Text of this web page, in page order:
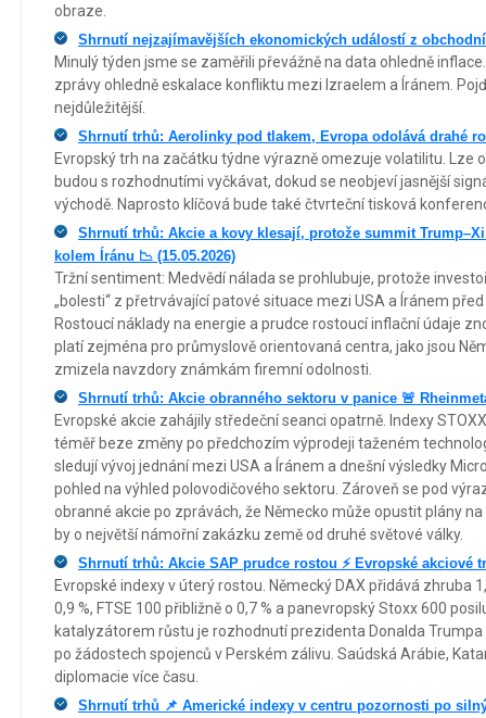
obraze.
Shrnutí nejzajímavějších ekonomických událostí z
Minulý týden jsme se zaměřili převážně na data ohledně
zprávy ohledně eskalace konfliktu mezi Izraelem a Íránem.
nejdůležitější.
Shrnutí trhů: Aerolinky pod tlakem, Evropa odolává drahé
Evropský trh na začátku týdne výrazně omezuje volatilitu. Lze
budou s rozhodnutími vyčkávat, dokud se neobjeví jasnější
východě. Naprosto klíčová bude také čtvrteční tisková
Shrnutí trhů: Akcie a kovy klesají, protože summit
kolem Íránu 📉 (15.05.2026)
Tržní sentiment: Medvědí nálada se prohlubuje, protože
„bolesti“ z přetrvávající patové situace mezi USA a Íránem
Rostoucí náklady na energie a prudce rostoucí inflační údaje
platí zejména pro průmyslově orientovaná centra, jako jsou
zmizela navzdory známkám firemní odolnosti.
Shrnutí trhů: Akcie obranného sektoru v panice 🚨
Evropské akcie zahájily středeční seanci opatrně. Indexy
téměř beze změny po předchozím výprodeji taženém
sledují vývoj jednání mezi USA a Íránem a dnešní výsledky
pohled na výhled polovodičového sektoru. Zároveň se pod
obranné akcie po zprávách, že Německo může opustit plány
by o největší námořní zakázku země od druhé světové války.
Shrnutí trhů: Akcie SAP prudce rostou ⚡ Evropské akciové
Evropské indexy v úterý rostou. Německý DAX přidává zhruba
0,9 %, FTSE 100 přibližně o 0,7 % a panevropský Stoxx 600
katalyzátorem růstu je rozhodnutí prezidenta Donalda
po žádostech spojenců v Perském zálivu. Saúdská Arábie,
diplomacie více času.
Shrnutí trhů 📌 Americké indexy v centru pozornosti po